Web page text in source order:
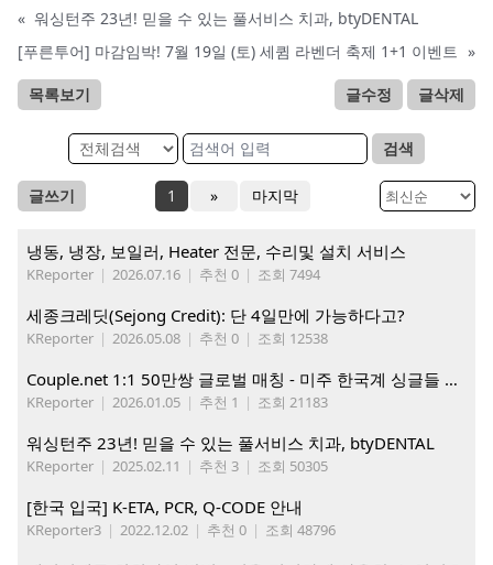
« 워싱턴주 23년! 믿을 수 있는 풀서비스 치과, btyDENTAL
[푸른투어] 마감임박! 7월 19일 (토) 세큄 라벤더 축제 1+1 이벤트 »
목록보기 글수정 글삭제
검색
글쓰기 1 » 마지막
냉동, 냉장, 보일러, Heater 전문, 수리및 설치 서비스
KReporter | 2026.07.16 | 추천 0 | 조회 7494
세종크레딧(Sejong Credit): 단 4일만에 가능하다고?
KReporter | 2026.05.08 | 추천 0 | 조회 12538
Couple.net 1:1 50만쌍 글로벌 매칭 - 미주 한국계 싱글들 모이세요
KReporter | 2026.01.05 | 추천 1 | 조회 21183
워싱턴주 23년! 믿을 수 있는 풀서비스 치과, btyDENTAL
KReporter | 2025.02.11 | 추천 3 | 조회 50305
[한국 입국] K-ETA, PCR, Q-CODE 안내
KReporter3 | 2022.12.02 | 추천 0 | 조회 48796